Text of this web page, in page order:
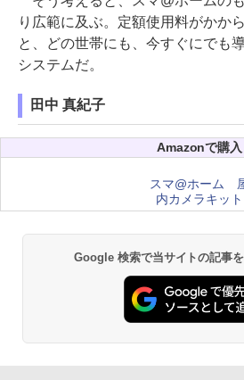
り広範に及ぶ。定額使用料がかか
と、どの世帯にも、今すぐにでも
システムだ。
田中 真紀子
Amazonで購入
スマ@ホーム
内カメラキット
Google 検索で当サイトの記事